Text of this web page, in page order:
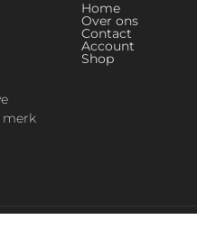
merk
Home
Over ons
Contact
Account
Shop